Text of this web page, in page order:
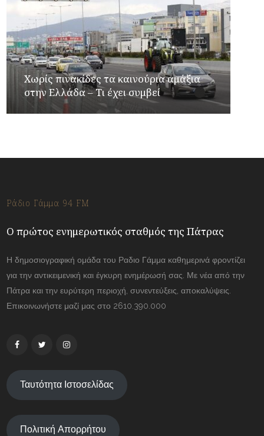
Χωρίς πινακίδες τα καινούρια αμάξια
στην Ελλάδα – Τι έχει συμβεί
Ράδιο Γάμμα 94 FM
Ο πρώτος ενημερωτικός σταθμός της Πάτρας
Η δημοσιογραφική ομάδα του Ραδιο Γάμμα καθημερινά φροντίζει
για την αντικειμενική και έγκυρη ενημέρωσή σας. Με νέα από την
Πάτρα και την ευρύτερη περιοχή, συνεντεύξεις, αποκαλύψεις.
Επικοινωνήστε μαζί μας στο 2610.390.000
Ταυτότητα Ιστοσελίδας
Πολιτική Απορρήτου